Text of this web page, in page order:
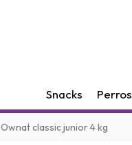
Snacks Perros
Ownat classic junior 4 kg